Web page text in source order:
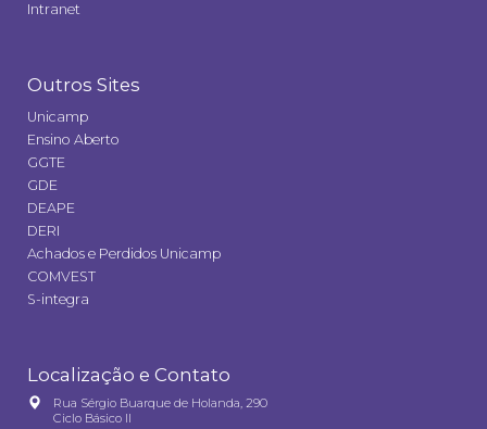
Intranet
Outros Sites
Unicamp
Ensino Aberto
GGTE
GDE
DEAPE
DERI
Achados e Perdidos Unicamp
COMVEST
S-integra
Localização e Contato
Rua Sérgio Buarque de Holanda, 290
Ciclo Básico II